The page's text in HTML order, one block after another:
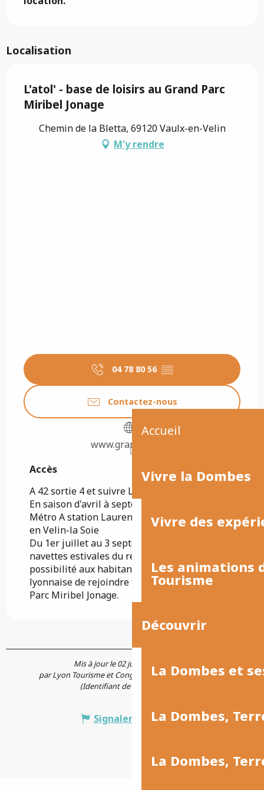
Accueil
Vivre la Dombes
Vivre des
Les animations
Tourisme
Découvrir
La Dombes et
La Dombes,
La Dombes,
Localisation
L'atol' - base de loisirs au Grand Parc
Miribel Jonage
Chemin de la Bletta, 69120 Vaulx-en-Velin
M'y rendre
04 78 80 56 ▒▒
Contactez-nous
www.grand-parc.fr
Accès
Accès
A 42 sortie 4 et suivre L'atol'.
En saison d'avril à septembre : bus 83 du
Métro A station Laurent Bonnevay ou Vaulx
en Velin-la Soie
Du 1er juillet au 3 septembre 2023, les 5
navettes estivales du réseau TCL offrent la
possibilité aux habitants de la métropole
lyonnaise de rejoindre facilement le Grand
Parc Miribel Jonage.
Mis à jour le 02 juillet 2026 à 14:21
par Lyon Tourisme et Congrès / ONLYLYON Tourisme
(Identifiant de l'offre :
Signaler une erreur